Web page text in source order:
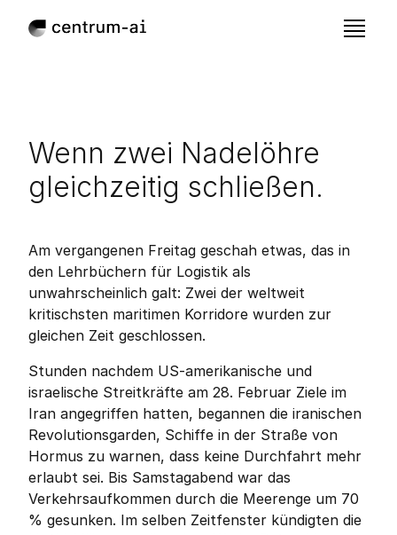
Wenn zwei Nadelöhre
gleichzeitig schließen.
Am vergangenen Freitag geschah etwas, das in
den Lehrbüchern für Logistik als
unwahrscheinlich galt: Zwei der weltweit
kritischsten maritimen Korridore wurden zur
gleichen Zeit geschlossen.
Stunden nachdem US-amerikanische und
israelische Streitkräfte am 28. Februar Ziele im
Iran angegriffen hatten, begannen die iranischen
Revolutionsgarden, Schiffe in der Straße von
Hormus zu warnen, dass keine Durchfahrt mehr
erlaubt sei. Bis Samstagabend war das
Verkehrsaufkommen durch die Meerenge um 70
% gesunken. Im selben Zeitfenster kündigten die